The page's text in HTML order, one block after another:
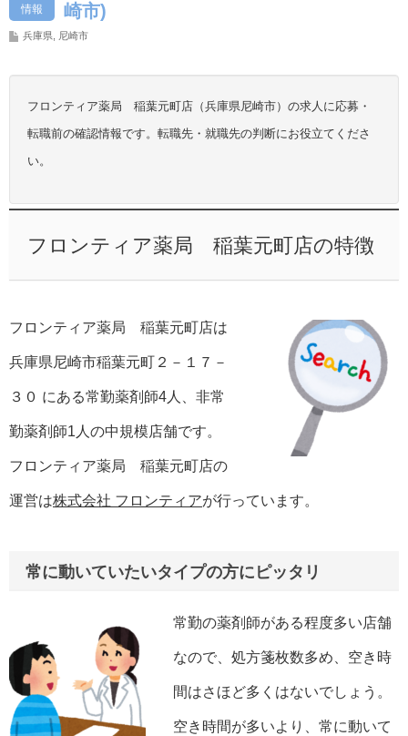
情報
崎市)
兵庫県 尼崎市
フロンティア薬局 稲葉元町店（兵庫県尼崎市）の求人に応募・
転職前の確認情報です。転職先・就職先の判断にお役立てくださ
い。
フロンティア薬局 稲葉元町店の特徴
フロンティア薬局 稲葉元町店は
兵庫県尼崎市稲葉元町２－１７－
３０ にある常勤薬剤師4人、非常
勤薬剤師1人の中規模店舗です。
フロンティア薬局 稲葉元町店の
運営は株式会社 フロンティアが行っています。
常に動いていたいタイプの方にピッタリ
常勤の薬剤師がある程度多い店舗
なので、処方箋枚数多め、空き時
間はさほど多くはないでしょう。
空き時間が多いより、常に動いて